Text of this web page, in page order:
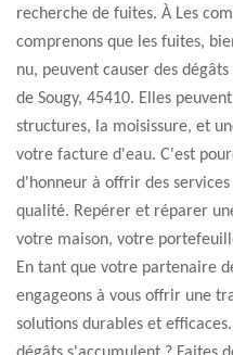
recherche de fuites. À Les
comprenons que les fuites,
nu, peuvent causer des
de Sougy, 45410. Elles
structures, la moisissure, et
votre facture d'eau. C'est
d'honneur à offrir des
qualité. Repérer et réparer
votre maison, votre
En tant que votre partenaire
engageons à vous offrir une
solutions durables et